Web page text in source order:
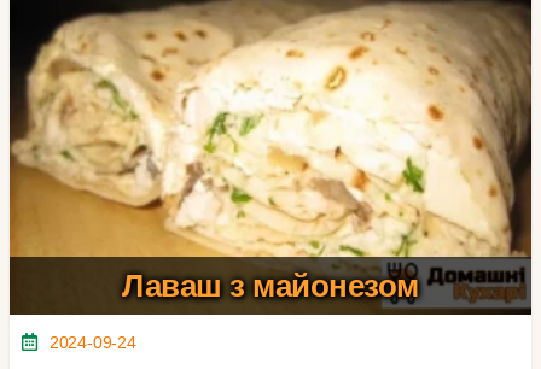
Лаваш з майонезом
2024-09-24